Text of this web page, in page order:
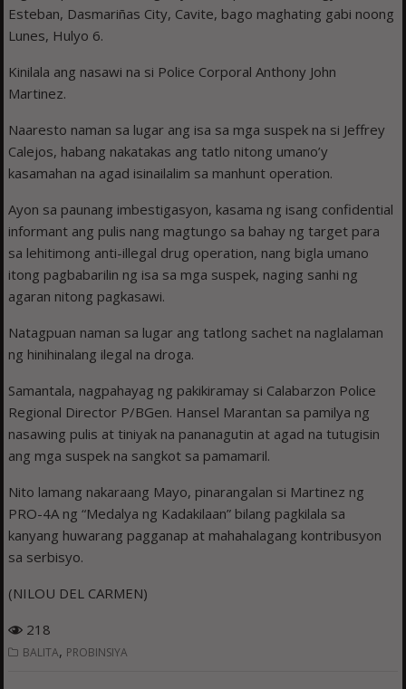
Esteban, Dasmariñas City, Cavite, bago maghating gabi noong
Lunes, Hulyo 6.
Kinilala ang nasawi na si Police Corporal Anthony John
Martinez.
Naaresto naman sa lugar ang isa sa mga suspek na si Jeffrey
Calejos, habang nakatakas ang tatlo nitong umano’y
kasamahan na agad isinailalim sa manhunt operation.
Ayon sa paunang imbestigasyon, kasama ng isang confidential
informant ang pulis nang magtungo sa bahay ng target para
sa lehitimong anti-illegal drug operation, nang bigla umano
itong pagbabarilin ng isa sa mga suspek, naging sanhi ng
agaran nitong pagkasawi.
Natagpuan naman sa lugar ang tatlong sachet na naglalaman
ng hinihinalang ilegal na droga.
Samantala, nagpahayag ng pakikiramay si Calabarzon Police
Regional Director P/BGen. Hansel Marantan sa pamilya ng
nasawing pulis at tiniyak na pananagutin at agad na tutugisin
ang mga suspek na sangkot sa pamamaril.
Nito lamang nakaraang Mayo, pinarangalan si Martinez ng
PRO-4A ng “Medalya ng Kadakilaan” bilang pagkilala sa
kanyang huwarang pagganap at mahahalagang kontribusyon
sa serbisyo.
(NILOU DEL CARMEN)
218
BALITA, PROBINSIYA